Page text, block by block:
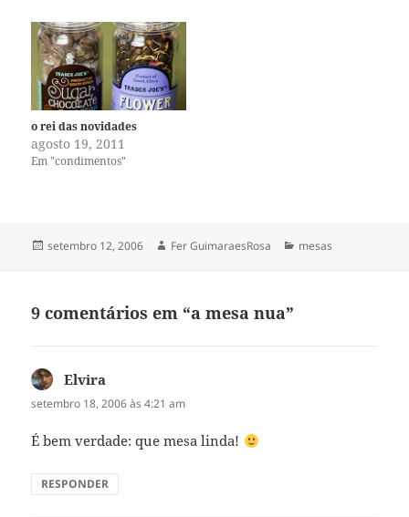
o rei das novidades
agosto 19, 2011
Em "condimentos"
Publicado
setembro 12, 2006 Autor
Fer GuimaraesRosa Categorias
mesas
9 comentários em “a mesa nua”
Elvira
setembro 18, 2006 às 4:21 am
É bem verdade: que mesa linda!
RESPONDER